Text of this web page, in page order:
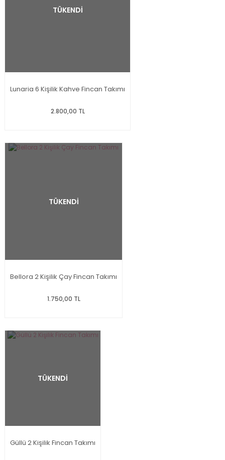
TÜKENDİ
Lunaria 6 Kişilik Kahve Fincan Takımı
2.800,00 TL
TÜKENDİ
Bellora 2 Kişilik Çay Fincan Takımı
1.750,00 TL
TÜKENDİ
Güllü 2 Kişilik Fincan Takımı